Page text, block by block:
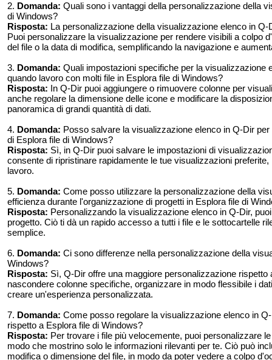
2. Domanda: Quali sono i vantaggi della personalizzazione della
di Windows?
Risposta: La personalizzazione della visualizzazione elenco in
Puoi personalizzare la visualizzazione per rendere visibili a colpo
del file o la data di modifica, semplificando la navigazione e
3. Domanda: Quali impostazioni specifiche per la visualizzazione
quando lavoro con molti file in Esplora file di Windows?
Risposta: In Q-Dir puoi aggiungere o rimuovere colonne per
anche regolare la dimensione delle icone e modificare la
panoramica di grandi quantità di dati.
4. Domanda: Posso salvare la visualizzazione elenco in Q-Dir
di Esplora file di Windows?
Risposta: Sì, in Q-Dir puoi salvare le impostazioni di
consente di ripristinare rapidamente le tue visualizzazioni
lavoro.
5. Domanda: Come posso utilizzare la personalizzazione della
efficienza durante l'organizzazione di progetti in Esplora file di
Risposta: Personalizzando la visualizzazione elenco in Q-Dir,
progetto. Ciò ti dà un rapido accesso a tutti i file e le sottocartelle
semplice.
6. Domanda: Ci sono differenze nella personalizzazione della
Windows?
Risposta: Sì, Q-Dir offre una maggiore personalizzazione
nascondere colonne specifiche, organizzare in modo flessibile i
creare un'esperienza personalizzata.
7. Domanda: Come posso regolare la visualizzazione elenco in
rispetto a Esplora file di Windows?
Risposta: Per trovare i file più velocemente, puoi personalizzare
modo che mostrino solo le informazioni rilevanti per te. Ciò può
modifica o dimensione del file, in modo da poter vedere a colpo